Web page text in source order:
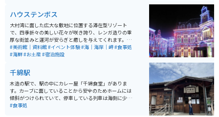
幕末から明治初期までの有田焼の作品を展示していま
す。また、有田焼の体験工房では、自分で陶器を作る体
験もでき、酒造メーカーの運営による清酒や焼酎の試
飲、販売も楽しめます。飲食施設も充実しており、花を
眺めながらゆったりとした時間を過ごすことができる素
敵なスポットです。
ハウステンボス
大村湾に面した広大な敷地に位置する滞在型リゾート
で、四季折々の美しい花々が咲き誇り、レンガ造りの重
厚な街並みと運河が安らぎと癒しを与えてくれます。日
本一広いテーマパークとして、ヨーロッパのような街並
み、石畳、運河、街と自然が調和した「美しい街」が特
中で、目いっぱい遊ぶこともゆっくりと宿泊することも
できます。「花と光の感動リゾート」と呼ばれ、異国体
験を満喫できる場所です。場内にはレストラン、ショッ
プ、アミューズメント施設、ホテル、美術館などがあ
り、本格的なリゾートライフを満喫することができま
す。
#美術館｜資料館#イベント体験#海｜海岸｜岬#食事処
#海鮮#お土産#宿泊施設
千綿駅
木造の駅で、駅の中にカレー屋「千綿食堂」がありま
す。カーブに面していることから安全のためホームには
傾斜がつけられていて、停車している列車は海側に少し
傾いた状態になるとういうユニークな駅で、日本でもこ
#食事処